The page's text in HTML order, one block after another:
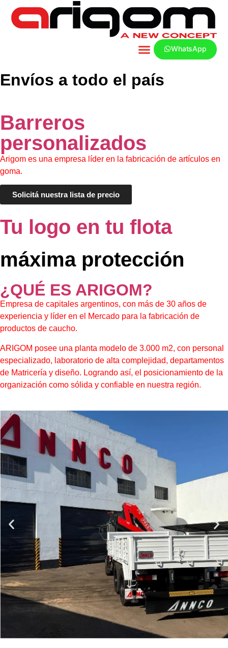
WhatsApp
Envíos a todo el país
Barreros
personalizados
Arigom es una empresa líder en la fabricación de artículos en
goma.
Solicitá nuestra lista de precio
Tu logo en tu flota
máxima protección
¿QUÉ ES ARIGOM?
Empresa de capitales argentinos, con más de 30 años de
experiencia y líder en el Mercado para la fabricación de
productos de caucho.
ARIGOM posee una planta modelo de 3.000 m2, con personal
especializado, laboratorio de alta complejidad, departamentos
de Matricería y diseño. Logrando así, el posicionamiento de la
organización como sólida y confiable en nuestra región.